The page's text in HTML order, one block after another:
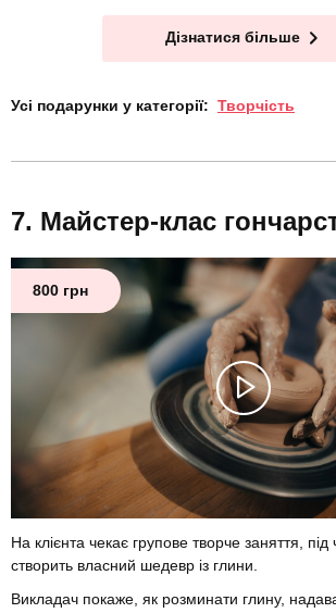
Дізнатися більше
Усі подарунки у категорії: Творчість
Майстер-клас
800 грн
На клієнта чекає групове творче заняття, під
створить власний шедевр із глини.
Викладач покаже, як розминати глину,